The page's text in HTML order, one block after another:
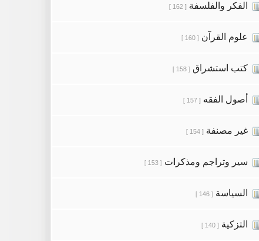
الفكر والفلسفة [ 162 ]
علوم القرآن [ 160 ]
كتب استشراق [ 158 ]
أصول الفقه [ 157 ]
غير مصنفة [ 154 ]
سير وتراجم ومذكرات [ 153 ]
السياسة [ 146 ]
التزكية [ 140 ]